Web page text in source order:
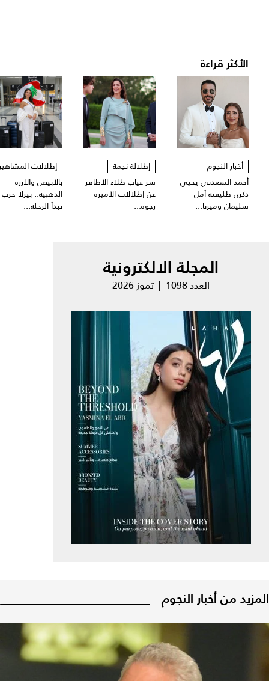
الأكثر قراءة
أخبار النجوم
أحمد السعدني يحيي
ذكرى طليقته أمل
سليمان وميرنا...
إطلالة نجمة
سر غياب طلاء الأظافر
عن إطلالات الأميرة
رجوة...
إطلالات
بالأبيض والأرزة
الذهبية.. بيرلا حرب
تبدأ الرحلة...
المجلة الالكترونية
العدد 1098 | تموز 2026
المزيد من أخبار النجوم